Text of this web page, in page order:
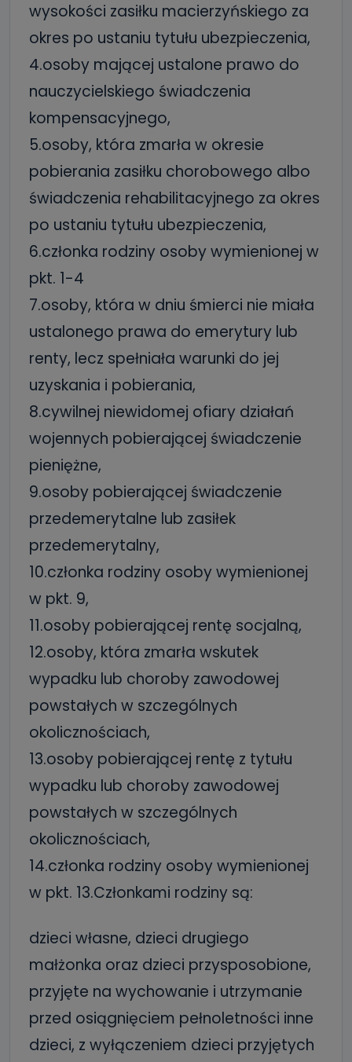
wysokości zasiłku macierzyńskiego za
okres po ustaniu tytułu ubezpieczenia,
4.osoby mającej ustalone prawo do
nauczycielskiego świadczenia
kompensacyjnego,
5.osoby, która zmarła w okresie
pobierania zasiłku chorobowego albo
świadczenia rehabilitacyjnego za okres
po ustaniu tytułu ubezpieczenia,
6.członka rodziny osoby wymienionej w
pkt. 1-4
7.osoby, która w dniu śmierci nie miała
ustalonego prawa do emerytury lub
renty, lecz spełniała warunki do jej
uzyskania i pobierania,
8.cywilnej niewidomej ofiary działań
wojennych pobierającej świadczenie
pieniężne,
9.osoby pobierającej świadczenie
przedemerytalne lub zasiłek
przedemerytalny,
10.członka rodziny osoby wymienionej
w pkt. 9,
11.osoby pobierającej rentę socjalną,
12.osoby, która zmarła wskutek
wypadku lub choroby zawodowej
powstałych w szczególnych
okolicznościach,
13.osoby pobierającej rentę z tytułu
wypadku lub choroby zawodowej
powstałych w szczególnych
okolicznościach,
14.członka rodziny osoby wymienionej
w pkt. 13.Członkami rodziny są:
dzieci własne, dzieci drugiego
małżonka oraz dzieci przysposobione,
przyjęte na wychowanie i utrzymanie
przed osiągnięciem pełnoletności inne
dzieci, z wyłączeniem dzieci przyjętych